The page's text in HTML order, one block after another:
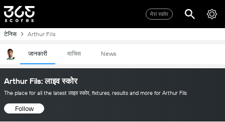
मेरा स्कोर
टेनिस Arthur Fils
जानकारी माचिस News
Arthur Fils: लाइव स्कोर
The place for all the latest लाइव स्कोर, fixtures, results and more for Arthur Fils
Follow